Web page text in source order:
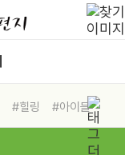
#힐링
#아이들